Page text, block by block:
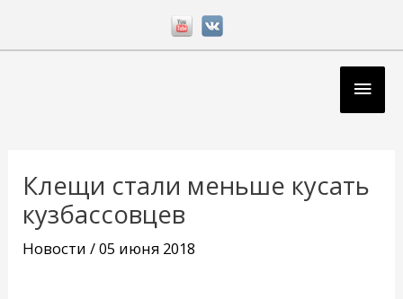
Клещи стали меньше кусать
кузбассовцев
Новости /05 июня 2018
записям